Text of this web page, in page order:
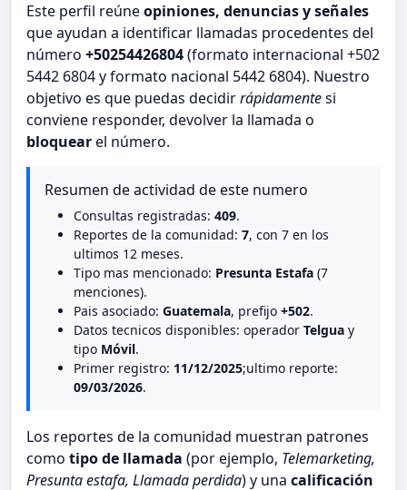
Este perfil reúneopiniones, denuncias y señales
que ayudan a identificar llamadas procedentes del
número +50254426804(formato internacional +502
5442 6804 y formato nacional 5442 6804). Nuestro
objetivo es que puedas decidirrápidamentesi
conviene responder, devolver la llamada o
bloquearel número.
Resumen de actividad de este numero
Consultas registradas: 409.
Reportes de la comunidad: 7, con 7 en los
ultimos 12 meses.
Tipo mas mencionado: Presunta Estafa (7
menciones).
Pais asociado: Guatemala, prefijo +502.
Datos tecnicos disponibles: operador Telgua y
tipo Móvil.
Primer registro: 11/12/2025;ultimo reporte:
09/03/2026.
Los reportes de la comunidad muestran patrones
como tipo de llamada (por ejemplo, Telemarketing,
Presunta estafa, Llamada perdida) y una calificación